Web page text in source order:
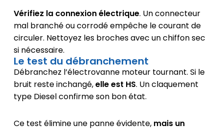
Vérifiez la connexion électrique. Un connecteur
mal branché ou corrodé empêche le courant de
circuler. Nettoyez les broches avec un chiffon sec
si nécessaire.
Le test du débranchement
Débranchez l’électrovanne moteur tournant. Si le
bruit reste inchangé,elle est HS. Un claquement
type Diesel confirme son bon état.
Ce test élimine une panne évidente, mais un